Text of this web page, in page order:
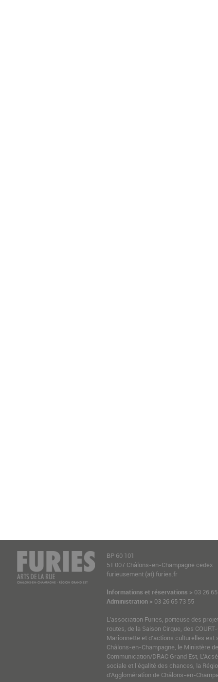
BP 60 101
51 007 Châlons-en-Champagne cedex
furieusement (at) furies.fr
Informations et réservations > 03 26
Administration > 03 26 65 73 55
L’association Furies, porteuse des
routes, de la Saison Cirque, des
Marionnette et d’actions culturelles est
Châlons-en-Champagne, le Ministère
Communication/DRAC Grand Est,
sociale et l’égalité des chances, la
d’Agglomération de Châlons-en-